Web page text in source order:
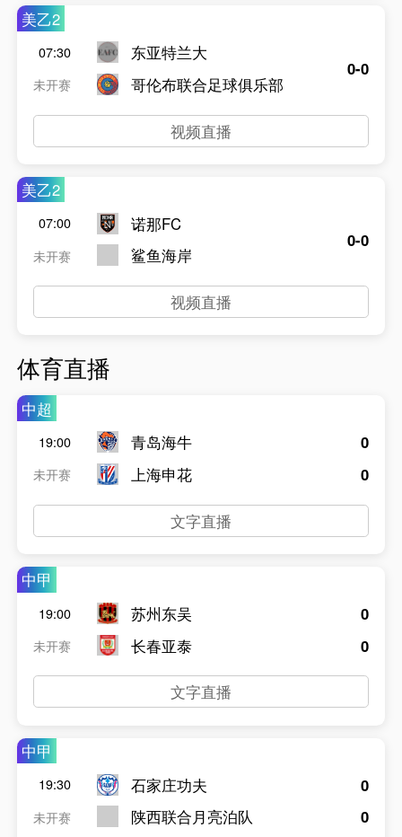
美乙2
07:30
未开赛
东亚特兰大
哥伦布联合足球俱乐部
0-0
视频直播
美乙2
07:00
未开赛
诺那FC
鲨鱼海岸
0-0
视频直播
体育直播
中超
19:00
未开赛
青岛海牛
上海申花
0
0
文字直播
中甲
19:00
未开赛
苏州东吴
长春亚泰
0
0
文字直播
中甲
19:30
未开赛
石家庄功夫
陕西联合月亮泊队
0
0